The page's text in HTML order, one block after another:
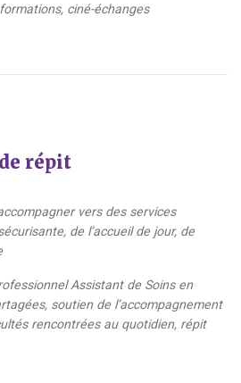
ciné-échanges
répit
vers des services
de l’accueil de jour, de
Assistant de Soins en
soutien de l’accompagnement
rencontrées au quotidien, répit